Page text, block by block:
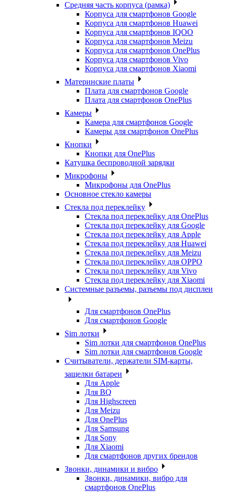
Средняя часть корпуса (рамка)
Корпуса для смартфонов Google
Корпуса для смартфонов Huawei
Корпуса для смартфонов IQOO
Корпуса для смартфонов Meizu
Корпуса для смартфонов OnePlus
Корпуса для смартфонов Vivo
Корпуса для смартфонов Xiaomi
Материнские платы
Плата для смартфонов Google
Плата для смартфонов OnePlus
Камеры
Камера для смартфонов Google
Камеры для смартфонов OnePlus
Кнопки
Кнопки для OnePlus
Катушка беспроводной зарядки
Микрофоны
Микрофоны для OnePlus
Основное стекло камеры
Стекла под переклейку
Стекла под переклейку для OnePlus
Стекла под переклейку для Google
Стекла под переклейку для Apple
Стекла под переклейку для Huawei
Стекла под переклейку для Meizu
Стекла под переклейку для OPPO
Стекла под переклейку для Vivo
Стекла под переклейку для Xiaomi
Системные разъемы, разъемы под дисплеи
Для смартфонов OnePlus
Для смартфонов Google
Sim лотки
Sim лотки для смартфонов OnePlus
Sim лотки для смартфонов Google
Считыватели, держатели SIM-карты,
защелки батареи
Для Apple
Для BQ
Для Highscreen
Для Meizu
Для OnePlus
Для Samsung
Для Sony
Для Xiaomi
Для смартфонов других брендов
Звонки, динамики и вибро
Звонки, динамики, вибро для
смартфонов OnePlus